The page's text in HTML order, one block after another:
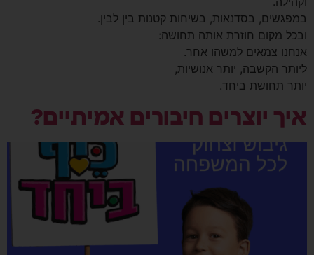
במפגשים, בסדנאות, בשיחות קטנות בין לבין.
ובכל מקום חוזרת אותה תחושה:
אנחנו צמאים למשהו אחר.
ליותר הקשבה, יותר אנושיות,
יותר תחושת ביחד.
איך יוצרים חיבורים אמיתיים?